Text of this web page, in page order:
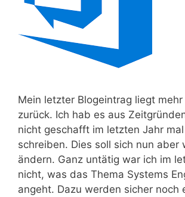
Mein letzter Blogeintrag liegt
zurück. Ich hab es aus
nicht geschafft im letzten Jahr
schreiben. Dies soll sich nun aber
ändern. Ganz untätig war ich im
nicht, was das Thema Systems
angeht. Dazu werden sicher noch